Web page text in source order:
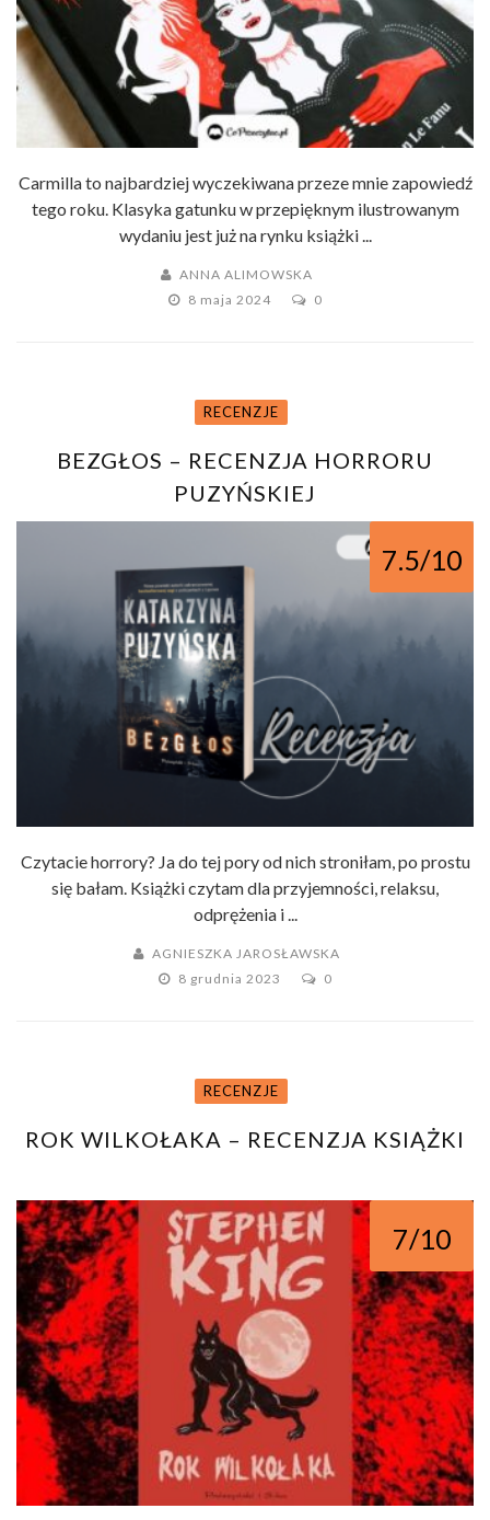
Carmilla to najbardziej wyczekiwana przeze mnie zapowiedź
tego roku. Klasyka gatunku w przepięknym ilustrowanym
wydaniu jest już na rynku książki ...
ANNA ALIMOWSKA
8 maja 2024
0
RECENZJE
BEZGŁOS – RECENZJA HORRORU
PUZYŃSKIEJ
7.5/10
Czytacie horrory? Ja do tej pory od nich stroniłam, po prostu
się bałam. Książki czytam dla przyjemności, relaksu,
odprężenia i ...
AGNIESZKA JAROSŁAWSKA
8 grudnia 2023
0
RECENZJE
ROK WILKOŁAKA – RECENZJA KSIĄŻKI
7/10